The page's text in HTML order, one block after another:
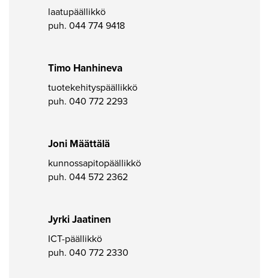
laatupäällikkö
puh. 044 774 9418
Timo Hanhineva
tuotekehityspäällikkö
puh. 040 772 2293
Joni Määttälä
kunnossapitopäällikkö
puh. 044 572 2362
Jyrki Jaatinen
ICT-päällikkö
puh. 040 772 2330